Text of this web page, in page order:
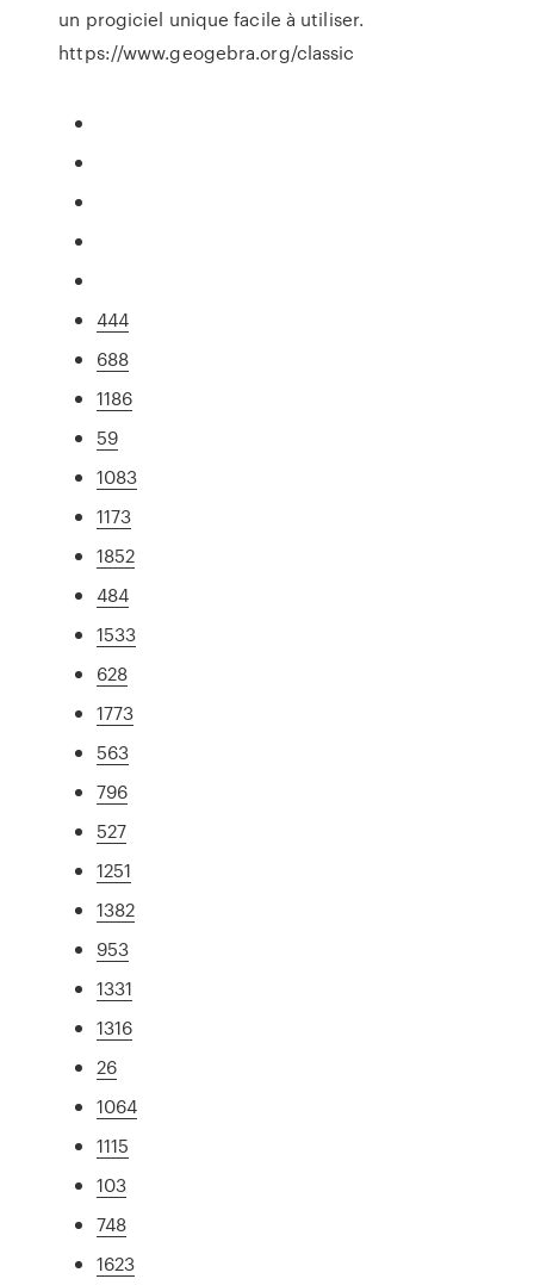
un progiciel unique facile à utiliser.
https://www.geogebra.org/classic
444
688
1186
59
1083
1173
1852
484
1533
628
1773
563
796
527
1251
1382
953
1331
1316
26
1064
1115
103
748
1623